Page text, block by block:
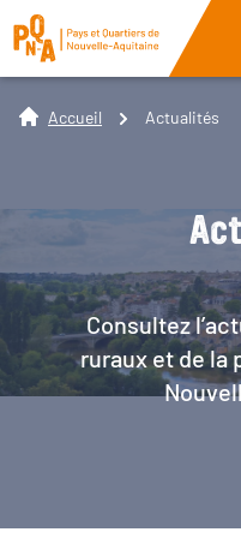
Accueil Actualités
Consultez
ruraux et de la